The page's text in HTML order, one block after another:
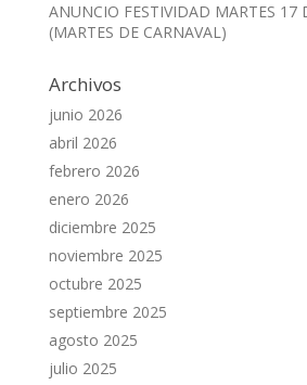
ANUNCIO FESTIVIDAD MARTES 17
(MARTES DE CARNAVAL)
Archivos
junio 2026
abril 2026
febrero 2026
enero 2026
diciembre 2025
noviembre 2025
octubre 2025
septiembre 2025
agosto 2025
julio 2025